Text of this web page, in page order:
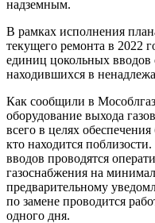
надземным.
В рамках исполнения
текущего ремонта в 2022
единиц цокольных вводов
находившихся в
Как сообщили в
оборудование выхода
всего в целях
кто находится
вводов проводятся
газоснабжения на
предварительному
по замене проводится
одного дня.